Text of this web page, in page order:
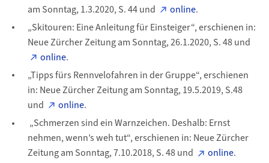
am Sonntag, 1.3.2020, S. 44 und
online.
„Skitouren: Eine Anleitung für Einsteiger“, erschienen in:
Neue Zürcher Zeitung am Sonntag, 26.1.2020, S. 48 und
online.
„Tipps fürs Rennvelofahren in der Gruppe“, erschienen
in: Neue Zürcher Zeitung am Sonntag, 19.5.2019, S.48
und
online.
„Schmerzen sind ein Warnzeichen. Deshalb: Ernst
nehmen, wenn’s weh tut“, erschienen in: Neue Zürcher
Zeitung am Sonntag, 7.10.2018, S. 48 und
online.